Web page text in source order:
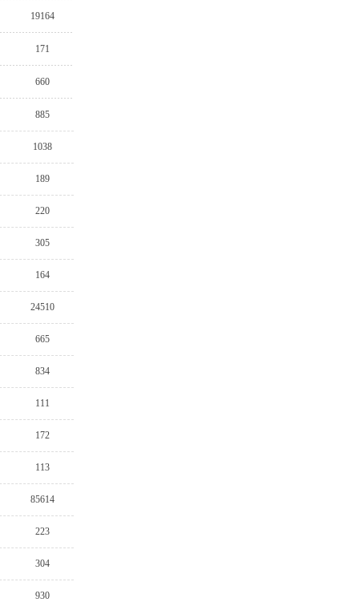
19164
171
660
885
1038
189
220
305
164
24510
665
834
111
172
113
85614
223
304
930